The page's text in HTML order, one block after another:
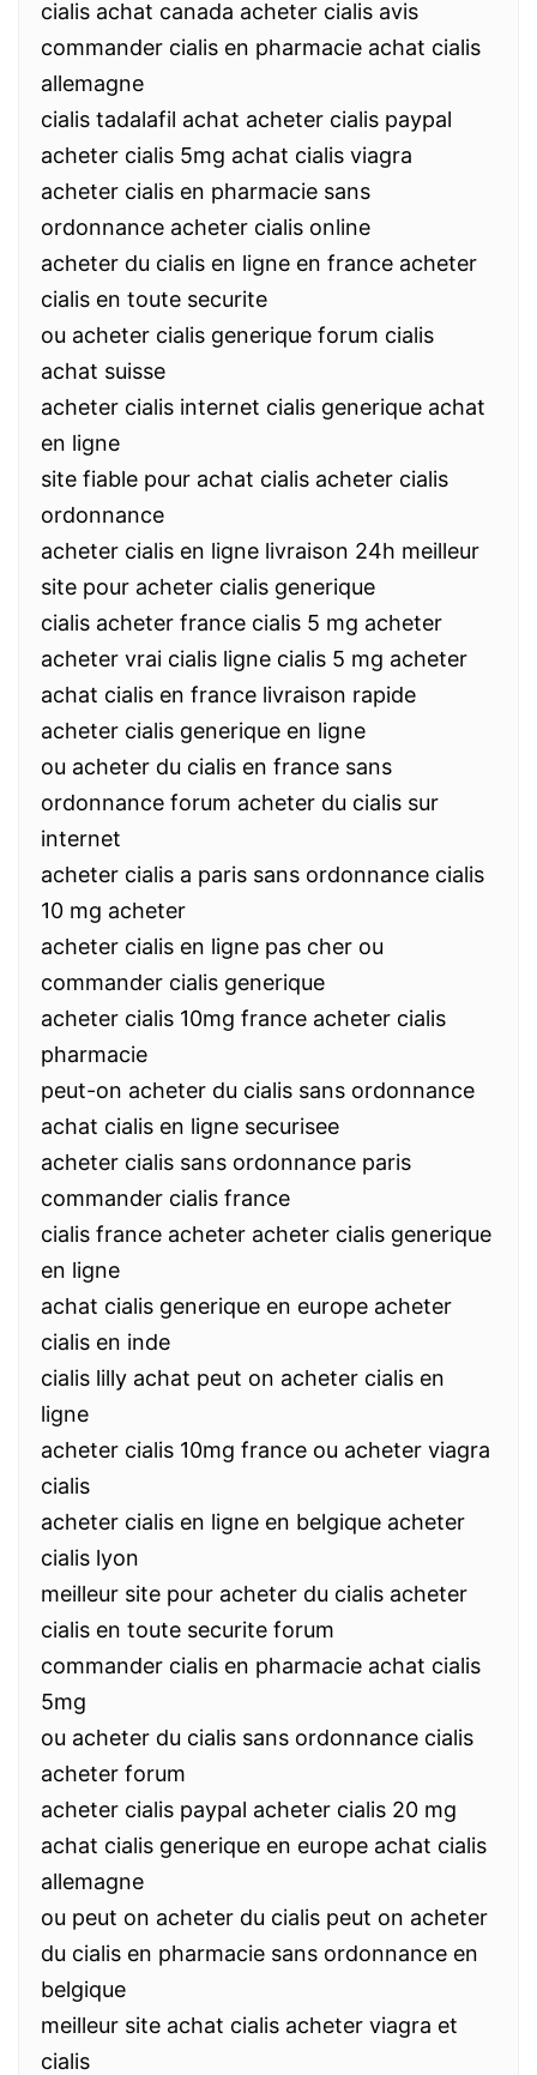
cialis achat canada acheter cialis avis
commander cialis en pharmacie achat cialis
allemagne
cialis tadalafil achat acheter cialis paypal
acheter cialis 5mg achat cialis viagra
acheter cialis en pharmacie sans
ordonnance acheter cialis online
acheter du cialis en ligne en france acheter
cialis en toute securite
ou acheter cialis generique forum cialis
achat suisse
acheter cialis internet cialis generique achat
en ligne
site fiable pour achat cialis acheter cialis
ordonnance
acheter cialis en ligne livraison 24h meilleur
site pour acheter cialis generique
cialis acheter france cialis 5 mg acheter
acheter vrai cialis ligne cialis 5 mg acheter
achat cialis en france livraison rapide
acheter cialis generique en ligne
ou acheter du cialis en france sans
ordonnance forum acheter du cialis sur
internet
acheter cialis a paris sans ordonnance cialis
10 mg acheter
acheter cialis en ligne pas cher ou
commander cialis generique
acheter cialis 10mg france acheter cialis
pharmacie
peut-on acheter du cialis sans ordonnance
achat cialis en ligne securisee
acheter cialis sans ordonnance paris
commander cialis france
cialis france acheter acheter cialis generique
en ligne
achat cialis generique en europe acheter
cialis en inde
cialis lilly achat peut on acheter cialis en
ligne
acheter cialis 10mg france ou acheter viagra
cialis
acheter cialis en ligne en belgique acheter
cialis lyon
meilleur site pour acheter du cialis acheter
cialis en toute securite forum
commander cialis en pharmacie achat cialis
5mg
ou acheter du cialis sans ordonnance cialis
acheter forum
acheter cialis paypal acheter cialis 20 mg
achat cialis generique en europe achat cialis
allemagne
ou peut on acheter du cialis peut on acheter
du cialis en pharmacie sans ordonnance en
belgique
meilleur site achat cialis acheter viagra et
cialis